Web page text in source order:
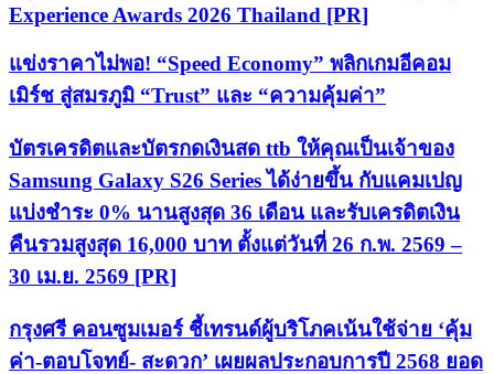
Experience Awards 2026 Thailand [PR]
แข่งราคาไม่พอ! “Speed Economy” พลิกเกมอีคอม
เมิร์ช สู่สมรภูมิ “Trust” และ “ความคุ้มค่า”
บัตรเครดิตและบัตรกดเงินสด ttb ให้คุณเป็นเจ้าของ
Samsung Galaxy S26 Series ได้ง่ายขึ้น กับแคมเปญ
แบ่งชำระ 0% นานสูงสุด 36 เดือน และรับเครดิตเงิน
คืนรวมสูงสุด 16,000 บาท ตั้งแต่วันที่ 26 ก.พ. 2569 –
30 เม.ย. 2569 [PR]
กรุงศรี คอนซูมเมอร์ ชี้เทรนด์ผู้บริโภคเน้นใช้จ่าย ‘คุ้ม
ค่า-ตอบโจทย์- สะดวก’ เผยผลประกอบการปี 2568 ยอด